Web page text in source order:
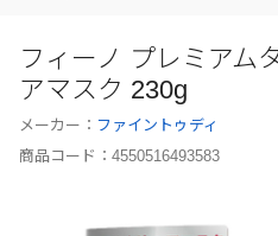
フィーノ プレミアム
アマスク 230g
メーカー： ファイントゥディ
商品コード： 4550516493583